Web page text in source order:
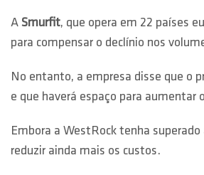
A Smurfit, que opera em 22 países
para compensar o declínio nos
No entanto, a empresa disse que o
e que haverá espaço para aumentar
Embora a WestRock tenha
reduzir ainda mais os custos.